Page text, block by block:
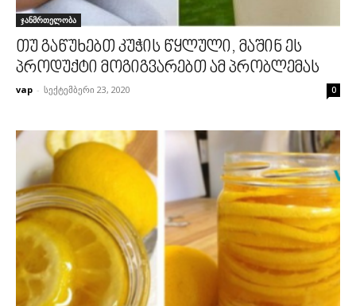
ჯანმრთელობა
თუ გაწუხებთ კუჭის წყლული, მაშინ ეს
პროდუქტი მოგიგვარებთ ამ პრობლემას
vap - სექტემბერი 23, 2020 0